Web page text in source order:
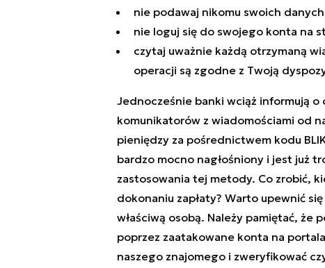
nie podawaj nikomu swoich
nie loguj się do swojego konta na
czytaj uważnie każdą otrzymaną
operacji są zgodne z Twoją
Jednocześnie banki wciąż informują o
komunikatorów z wiadomościami od
pieniędzy za pośrednictwem kodu
bardzo mocno nagłośniony i jest już
zastosowania tej metody. Co zrobić,
dokonaniu zapłaty? Warto upewnić
właściwą osobą. Należy pamiętać, że
poprzez zaatakowane konta na
naszego znajomego i zweryfikować